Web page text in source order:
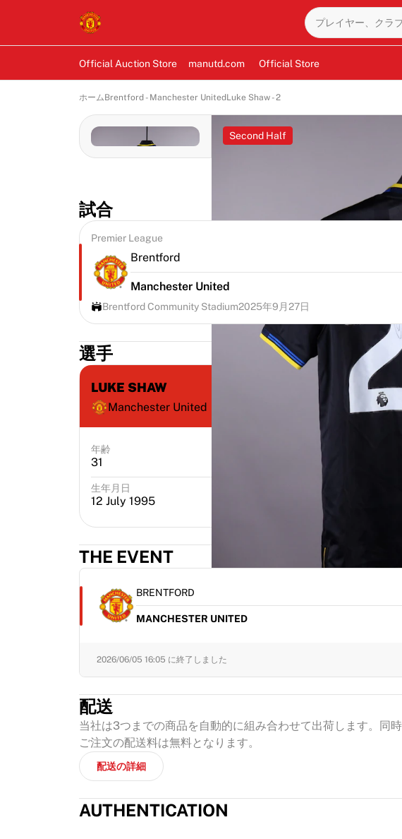
プレイヤー、クラ
Official Auction Store manutd.com Official Store
ホームBrentford - Manchester UnitedLuke Shaw - 2
Second Half
試合
Premier League
Brentford
Manchester United
Brentford Community Stadium2025年9月27日
選手
LUKE SHAW
Manchester United
年齢
31
生年月日
12 July 1995 England
THE EVENT
BRENTFORD
MANCHESTER UNITED
2026/06/05 16:05 に終了しました
配送
当社は3つまでの商品を自動的に組み合わせて出荷します。同
ご注文の配送料は無料となります。
配送の詳細
AUTHENTICATION